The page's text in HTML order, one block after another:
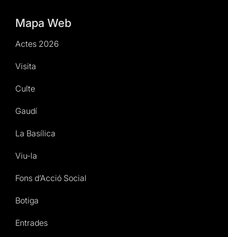
Mapa Web
Actes 2026
Visita
Culte
Gaudí
La Basílica
Viu-la
Fons d’Acció Social
Botiga
Entrades